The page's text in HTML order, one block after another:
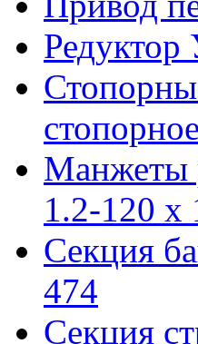
Манжеты
1.2-120
Секция
474
Секция